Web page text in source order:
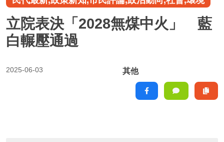
立院表決「2028無煤中火」 藍
白輾壓通過
2025-06-03 其他